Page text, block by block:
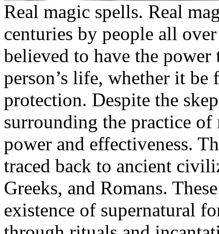
Real magic spells. Real
centuries by people all
believed to have the
person’s life, whether it
protection. Despite the
surrounding the practice
power and effectiveness.
traced back to ancient
Greeks, and Romans.
existence of supernatural